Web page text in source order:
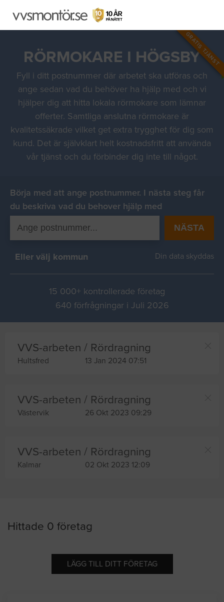
GRATIS TJÄNST
RÖRMOKARE I HÖGSBY
Fyll i ditt postnummer där arbetet ska utföras och
ange sedan vad du behöver ha hjälp med och vi
hjälper dig att hitta lokala rörmokare som lämnar
offerter. Samtliga anslutna rörmokare är
kvalitetssäkrade vilket get extra trygghet för dig som
kund. Det är självklart helt kostnadsfritt att använda
vår tjänst och du förbinder dig inte till något.
Börja med att ange postnummer. I nästa steg får
du beskriva vad du behover hjälp med
NÄSTA
Eller välj kommun Din data skyddas
15 000+ kontrollerade företag
640 förfrågningar i Juli 2026
VVS-arbeten / Rördragning
Hultsfred 13 Jan 2024 07:51
VVS-arbeten / Rördragning
Västervik 26 Okt 2023 09:29
VVS-arbeten / Rördragning
Kalmar 02 Okt 2023 12:09
Hittade 0 företag
LÄGG TILL DITT FÖRETAG